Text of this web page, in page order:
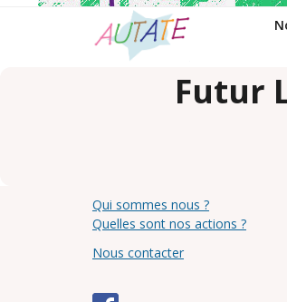
Futur
Qui sommes nous ?
Quelles sont nos actions ?
Nous contacter